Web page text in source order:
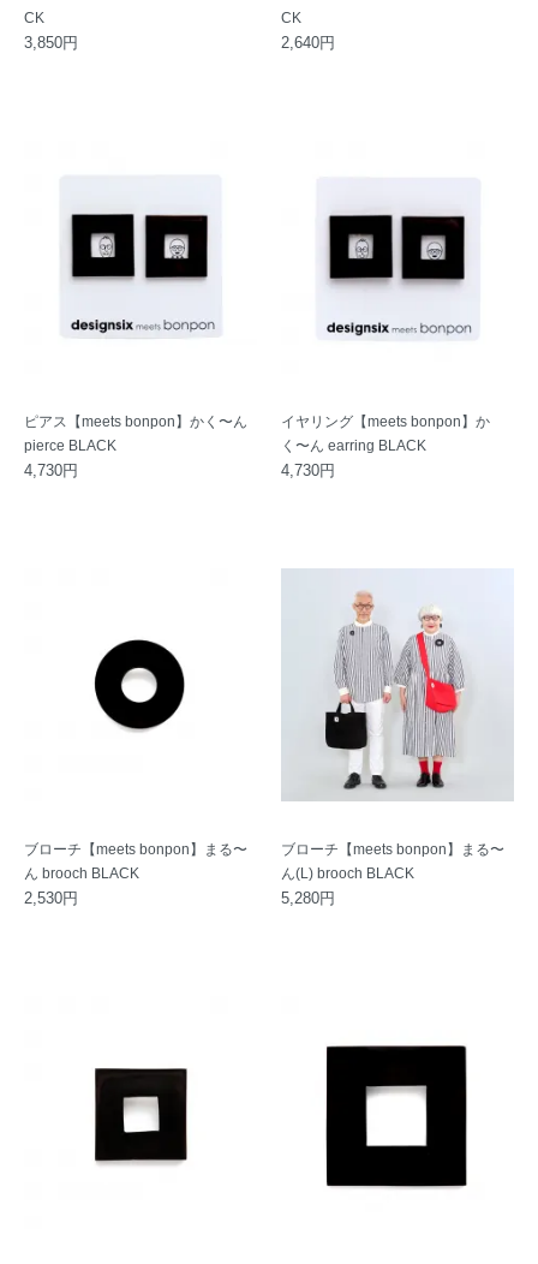
CK
3,850円
CK
2,640円
ピアス【meets bonpon】かく〜ん
pierce BLACK
4,730円
イヤリング【meets bonpon】か
く〜ん earring BLACK
4,730円
ブローチ【meets bonpon】まる〜
ん brooch BLACK
2,530円
ブローチ【meets bonpon】まる〜
ん(L) brooch BLACK
5,280円